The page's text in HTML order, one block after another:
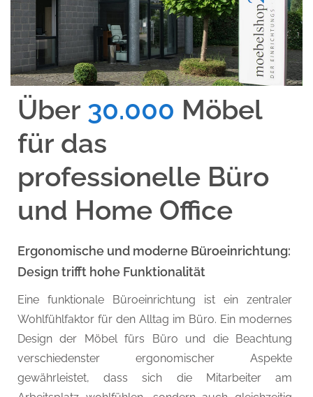
Über 30.000 Möbel
für das
professionelle Büro
und Home Office
Ergonomische und moderne Büroeinrichtung:
Design trifft hohe Funktionalität
Eine funktionale Büroeinrichtung ist ein zentraler
Wohlfühlfaktor für den Alltag im Büro. Ein modernes
Design der Möbel fürs Büro und die Beachtung
verschiedenster ergonomischer Aspekte
gewährleistet, dass sich die Mitarbeiter am